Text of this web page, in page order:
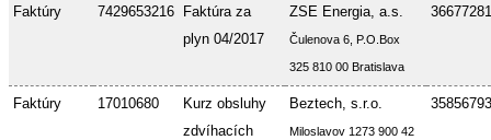
Faktúry 7429653216
Faktúra za
plyn 04/2017
ZSE Energia, a.s.
Čulenova 6, P.O.Box
325 810 00 Bratislava
36677281
Faktúry 17010680
Kurz obsluhy
zdvíhacích
Beztech, s.r.o.
Miloslavov 1273 900 42
35856793